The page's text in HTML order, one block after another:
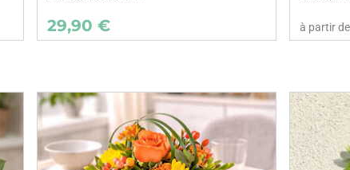
29,90 € à partir